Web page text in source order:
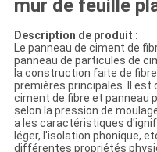
mur de feuille
Description de produit :
Le panneau de ciment de
panneau de particules de
la construction faite de
premières principales. Il est
ciment de fibre et panneau
selon la pression de
a les caractéristiques
léger, l'isolation phonique,
différentes propriétés